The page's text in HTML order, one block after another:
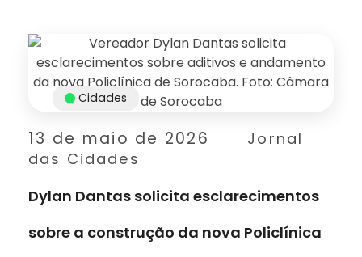
13 de maio de 2026
Jornal
das Cidades
Cidades
Dylan Dantas solicita esclarecimentos
sobre a construção da nova Policlínica